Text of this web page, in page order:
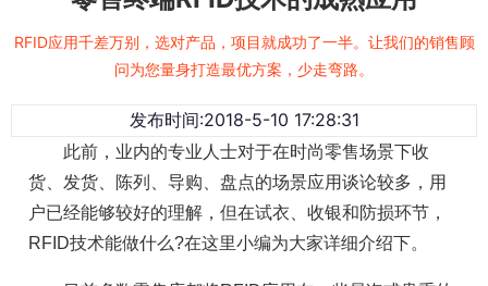
RFID应用千差万别，选对产品，项目就成功了一半。让我们的销售顾
问为您量身打造最优方案，少走弯路。
发布时间:2018-5-10 17:28:31
此前，业内的专业人士对于在时尚零售场景下收
货、发货、陈列、导购、盘点的场景应用谈论较多，用
户已经能够较好的理解，但在试衣、收银和防损环节，
RFID技术能做什么?在这里小编为大家详细介绍下。